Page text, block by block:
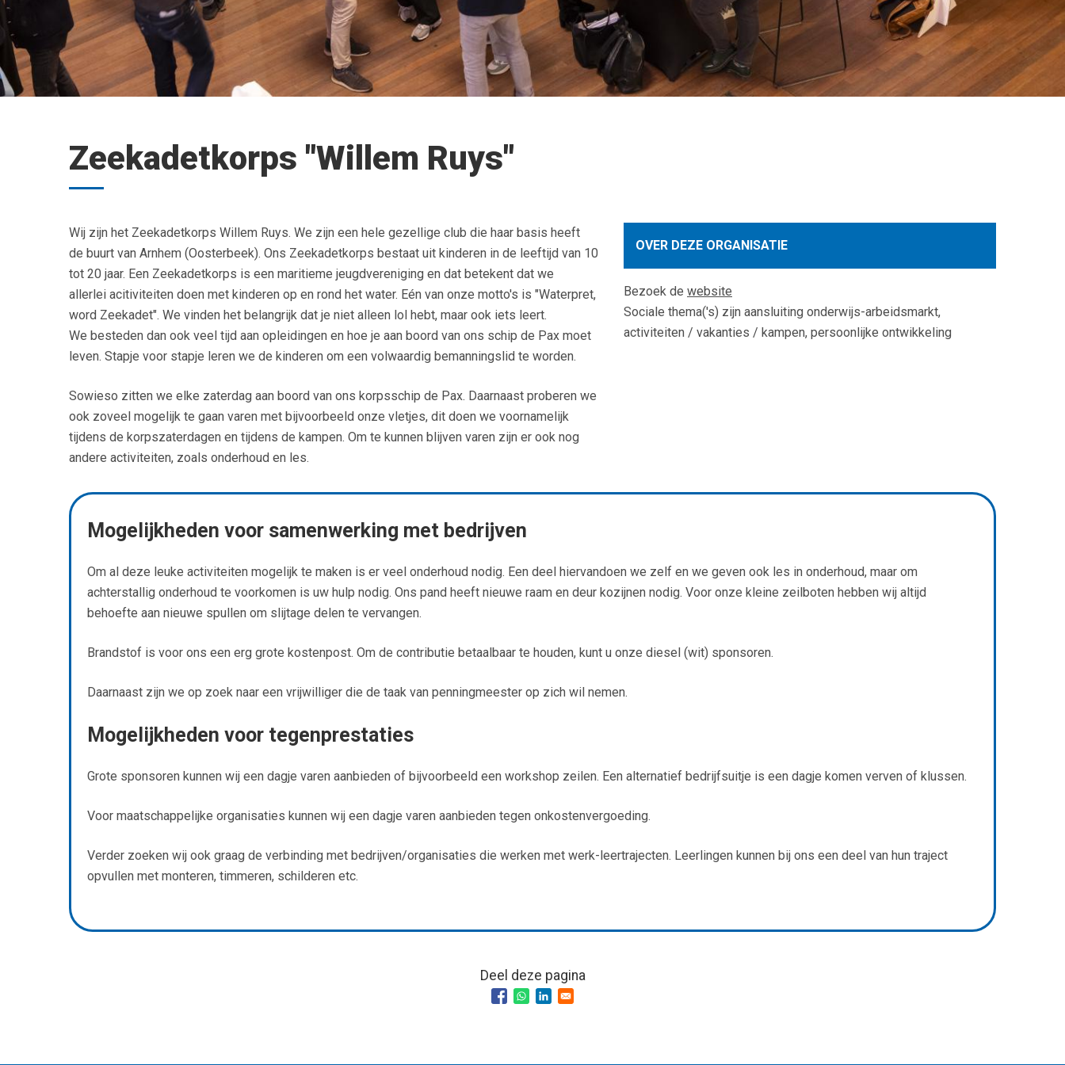
Zeekadetkorps "Willem Ruys"
Wij zijn het Zeekadetkorps Willem Ruys. We zijn een hele gezellige club die haar basis heeft
de buurt van Arnhem (Oosterbeek). Ons Zeekadetkorps bestaat uit kinderen in de leeftijd van 10
tot 20 jaar. Een Zeekadetkorps is een maritieme jeugdvereniging en dat betekent dat we
allerlei acitiviteiten doen met kinderen op en rond het water. Eén van onze motto's is "Waterpret,
word Zeekadet". We vinden het belangrijk dat je niet alleen lol hebt, maar ook iets leert.
We besteden dan ook veel tijd aan opleidingen en hoe je aan boord van ons schip de Pax moet
leven. Stapje voor stapje leren we de kinderen om een volwaardig bemanningslid te worden.
Sowieso zitten we elke zaterdag aan boord van ons korpsschip de Pax. Daarnaast proberen we
ook zoveel mogelijk te gaan varen met bijvoorbeeld onze vletjes, dit doen we voornamelijk
tijdens de korpszaterdagen en tijdens de kampen. Om te kunnen blijven varen zijn er ook nog
andere activiteiten, zoals onderhoud en les.
OVER DEZE ORGANISATIE
Bezoek de website
Sociale thema('s) zijn aansluiting onderwijs-arbeidsmarkt,
activiteiten / vakanties / kampen, persoonlijke ontwikkeling
Mogelijkheden voor samenwerking met bedrijven
Om al deze leuke activiteiten mogelijk te maken is er veel onderhoud nodig. Een deel hiervandoen we zelf en we geven ook les in onderhoud, maar om
achterstallig onderhoud te voorkomen is uw hulp nodig. Ons pand heeft nieuwe raam en deur kozijnen nodig. Voor onze kleine zeilboten hebben wij altijd
behoefte aan nieuwe spullen om slijtage delen te vervangen.
Brandstof is voor ons een erg grote kostenpost. Om de contributie betaalbaar te houden, kunt u onze diesel (wit) sponsoren.
Daarnaast zijn we op zoek naar een vrijwilliger die de taak van penningmeester op zich wil nemen.
Mogelijkheden voor tegenprestaties
Grote sponsoren kunnen wij een dagje varen aanbieden of bijvoorbeeld een workshop zeilen. Een alternatief bedrijfsuitje is een dagje komen verven of klussen.
Voor maatschappelijke organisaties kunnen wij een dagje varen aanbieden tegen onkostenvergoeding.
Verder zoeken wij ook graag de verbinding met bedrijven/organisaties die werken met werk-leertrajecten. Leerlingen kunnen bij ons een deel van hun traject
opvullen met monteren, timmeren, schilderen etc.
Deel deze pagina